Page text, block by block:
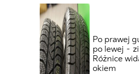
Po prawej
po lewej –
Różnice
okiem